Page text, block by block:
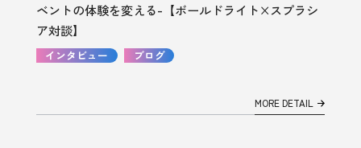
ベントの体験を変える-【ボールドライト×スプラシ
ア対談】
インタビュー ブログ
MORE DETAIL